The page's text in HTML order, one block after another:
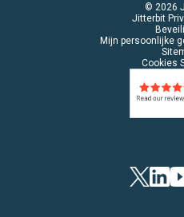
© 2026
Jitterbit
Mijn persoonlijke
Cookies
Twitter